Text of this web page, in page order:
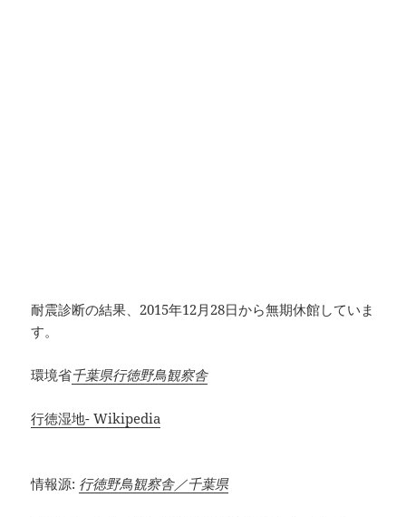
耐震診断の結果、2015年12月28日から無期休館していま
す。
環境省千葉県行徳野鳥観察舎
行徳湿地- Wikipedia
情報源: 行徳野鳥観察舎／千葉県